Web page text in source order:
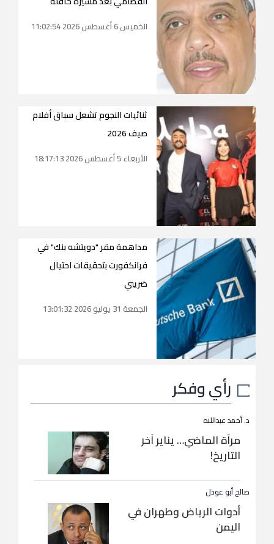
الخميس 6 أغسطس 2026 11:02:54
ثنائيات النجوم تشعل سباق أفلام
صيف 2026
الأربعاء 5 أغسطس 2026 18:17:13
مداهمة مقر "دويتشه بنك" في
فرانكفورت بتحقيقات احتيال
ضريبي
الجمعة 31 يوليو 2026 13:01:32
رأي وفكر
د. أحمد عبداللاه
مرآة الماضي… يناير آخر
التاريخ!
صالح أبو عوذل
أدوات الرياض وطهران في
اليمن